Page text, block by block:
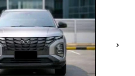
chevron_right